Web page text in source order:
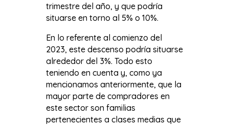
trimestre del año, y que podría
situarse en torno al 5% o 10%.
En lo referente al comienzo del
2023, este descenso podría situarse
alrededor del 3%. Todo esto
teniendo en cuenta y, como ya
mencionamos anteriormente, que la
mayor parte de compradores en
este sector son familias
pertenecientes a clases medias que